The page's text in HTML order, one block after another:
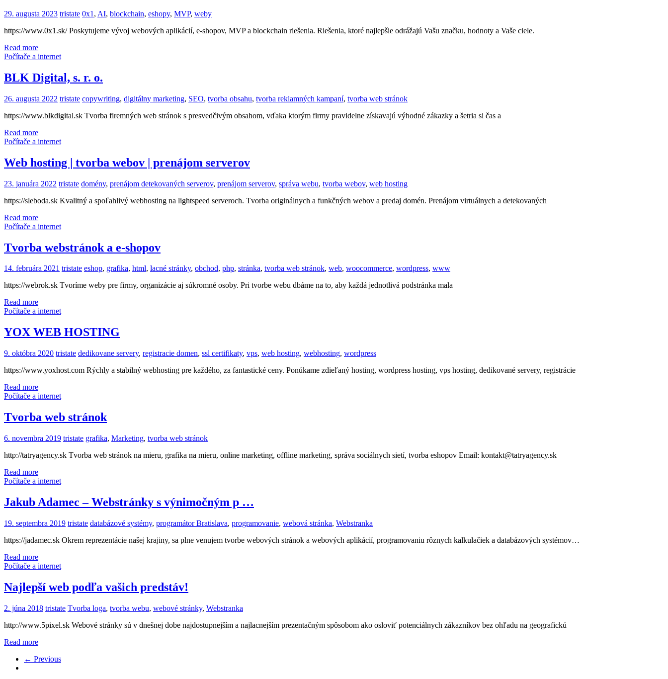
29. augusta 2023 tristate 0x1 , AI, blockchain, eshopy, MVP, weby
https://www.0x1.sk/ Poskytujeme vývoj webových aplikácií, e-shopov, MVP a blockchain riešenia. Riešenia, ktoré najlepšie odrážajú Vašu značku, hodnoty a Vaše ciele.
Read more
Počítače a internet
BLK Digital, s. r. o.
26. augusta 2022 tristate copywriting, digitálny marketing, SEO, tvorba obsahu, tvorba reklamných kampaní, tvorba web stránok
https://www.blkdigital.sk Tvorba firemných web stránok s presvedčivým obsahom, vďaka ktorým firmy pravidelne získavajú výhodné zákazky a šetria si čas a
Read more
Počítače a internet
Web hosting | tvorba webov | prenájom serverov
23. januára 2022 tristate domény, prenájom detekovaných serverov, prenájom serverov, správa webu, tvorba webov, web hosting
https://sleboda.sk Kvalitný a spoľahlivý webhosting na lightspeed serveroch. Tvorba originálnych a funkčných webov a predaj domén. Prenájom virtuálnych a detekovaných
Read more
Počítače a internet
Tvorba webstránok a e-shopov
14. februára 2021 tristate eshop, grafika, html, lacné stránky, obchod, php, stránka, tvorba web stránok, web, woocommerce, wordpress, www
https://webrok.sk Tvoríme weby pre firmy, organizácie aj súkromné osoby. Pri tvorbe webu dbáme na to, aby každá jednotlivá podstránka mala
Read more
Počítače a internet
YOX WEB HOSTING
9. októbra 2020 tristate dedikovane servery, registracie domen, ssl certifikaty, vps, web hosting, webhosting, wordpress
https://www.yoxhost.com Rýchly a stabilný webhosting pre každého, za fantastické ceny. Ponúkame zdieľaný hosting, wordpress hosting, vps hosting, dedikované servery, registrácie
Read more
Počítače a internet
Tvorba web stránok
6. novembra 2019 tristate grafika, Marketing, tvorba web stránok
http://tatryagency.sk Tvorba web stránok na mieru, grafika na mieru, online marketing, offline marketing, správa sociálnych sietí, tvorba eshopov Email: kontakt@tatryagency.sk
Read more
Počítače a internet
Jakub Adamec – Webstránky s výnimočným p …
19. septembra 2019 tristate databázové systémy, programátor Bratislava, programovanie, webová stránka, Webstranka
https://jadamec.sk Okrem reprezentácie našej krajiny, sa plne venujem tvorbe webových stránok a webových aplikácií, programovaniu rôznych kalkulačiek a databázových systémov…
Read more
Počítače a internet
Najlepší web podľa vašich predstáv!
2. júna 2018 tristate Tvorba loga, tvorba webu, webové stránky, Webstranka
http://www.5pixel.sk Webové stránky sú v dnešnej dobe najdostupnejším a najlacnejším prezentačným spôsobom ako osloviť potenciálnych zákazníkov bez ohľadu na geografickú
Read more
← Previous